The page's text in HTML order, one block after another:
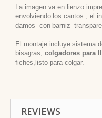
La imagen va en lienzo
envolviendo los cantos , el
damos con barniz
El montaje incluye sistema
bisagras, colgadores para
fiches,listo para colgar.
REVIEWS